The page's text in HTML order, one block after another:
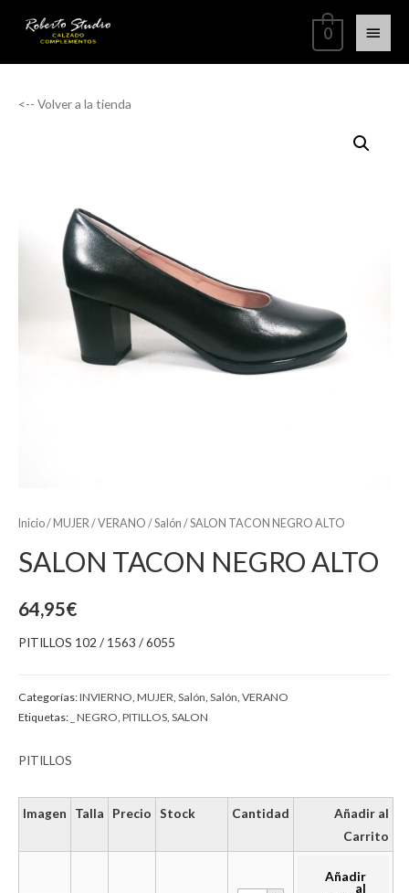
0
<-- Volver a la tienda
Inicio/ MUJER /VERANO /Salón / SALON TACON NEGRO ALTO
SALON TACON NEGRO ALTO
64,95€
PITILLOS 102 / 1563 / 6055
Categorías:INVIERNO MUJER Salón Salón VERANO
Etiquetas: _ NEGRO PITILLOS SALON
PITILLOS
Imagen Talla Precio Stock Cantidad
Añadir al
Carrito
Añadir
al